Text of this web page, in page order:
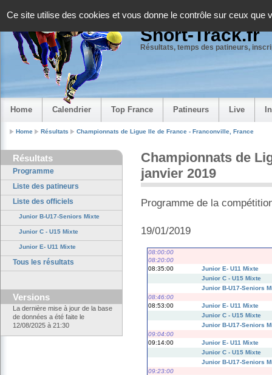
Ce site utilise des cookies et vous donne le contrôle sur ceux que
Short-Track.fr
Résultats, temps des patineurs,
Home Calendrier Top France Patineurs Live
Home Résultats Championnats de Ligue Ile de France - Franconville, France
Résultats
Programme
Liste des patineurs
Liste des officiels
Junior B-U17-Seniors Mixte
Junior C - U15 Mixte
Junior E- U11 Mixte
Tous les résultats
Versions
La dernière mise à jour de la base
de données a été faite le
12/08/2025 à 21:30
Championnats de
janvier 2019
Programme de la
19/01/2019
08:00:00
08:20:00
08:35:00
Junior E- U11 Mixte
Junior C - U15 Mixte
Junior B-U17-Seniors
08:46:00
08:53:00
Junior E- U11 Mixte
Junior C - U15 Mixte
Junior B-U17-Seniors
09:04:00
09:14:00
Junior E- U11 Mixte
Junior C - U15 Mixte
Junior B-U17-Seniors
09:23:00